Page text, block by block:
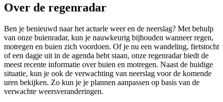
Over de regenradar
Ben je benieuwd naar het actuele weer en de neerslag? Met behulp
van onze buienradar, kun je nauwkeurig bijhouden wanneer regen,
motregen en buien zich voordoen. Of je nu een wandeling, fietstocht
of een dagje uit in de agenda hebt staan, onze regenradar biedt de
meest recente informatie over buien en motregen. Naast de huidige
situatie, kun je ook de verwachting van neerslag voor de komende
uren bekijken. Zo kun je je plannen aanpassen op basis van de
verwachte weersveranderingen.